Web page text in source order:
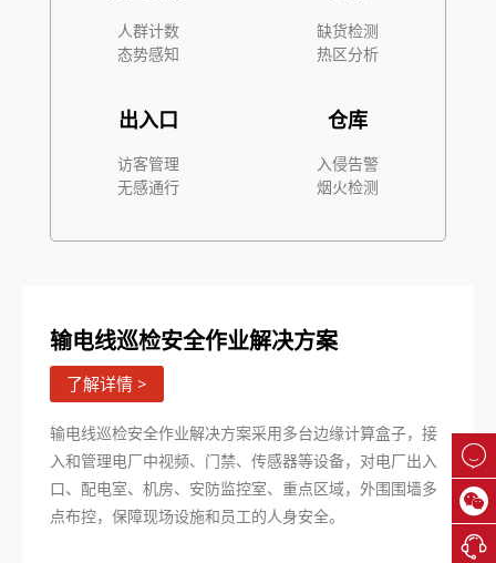
人群计数
态势感知
缺货检测
热区分析
出入口
访客管理
无感通行
仓库
入侵告警
烟火检测
输电线巡检安全作业解决方案
了解详情 >
输电线巡检安全作业解决方案采用多台边缘计算盒子，接
入和管理电厂中视频、门禁、传感器等设备，对电厂出入
口、配电室、机房、安防监控室、重点区域，外围围墙多
点布控，保障现场设施和员工的人身安全。


